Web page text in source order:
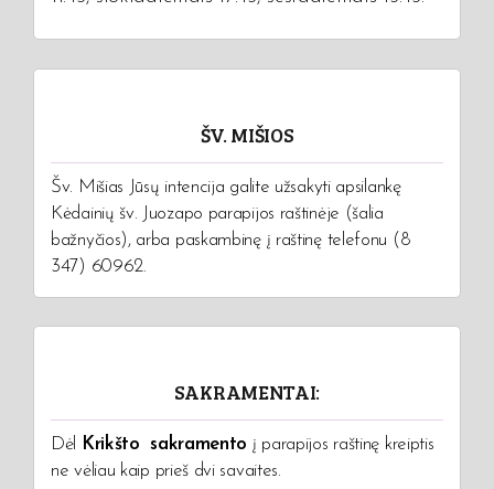
ŠV. MIŠIOS
Šv. Mišias Jūsų intencija galite užsakyti apsilankę
Kėdainių šv. Juozapo parapijos raštinėje (šalia
bažnyčios), arba paskambinę į raštinę telefonu (8
347) 60962.
SAKRAMENTAI:
Dėl Krikšto sakramento į parapijos raštinę kreiptis
ne vėliau kaip prieš dvi savaites.